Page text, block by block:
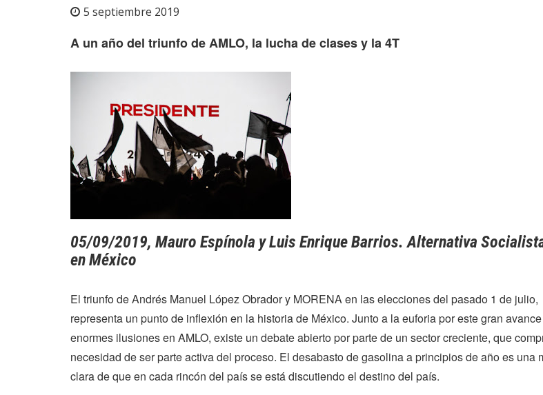
5 septiembre 2019
A un año del triunfo de AMLO, la lucha de clases y la 4T
05/09/2019, Mauro Espínola y Luis Enrique Barrios.Alternativa
en México
El triunfo de Andrés Manuel López Obrador y MORENA en las elecciones del pasado 1 de julio,
representa un punto de inflexión en la historia de México. Junto a la euforia por este gran
enormes ilusiones en AMLO, existe un debate abierto por parte de un sector creciente, que
necesidad de ser parte activa del proceso. El desabasto de gasolina a principios de año es una
clara de que en cada rincón del país se está discutiendo el destino del país.